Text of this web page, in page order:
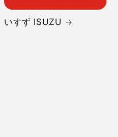
いすず ISUZU